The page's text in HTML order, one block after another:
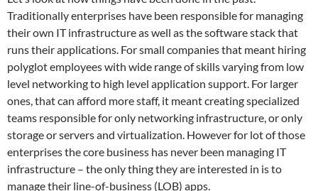
Traditionally enterprises have been responsible for managing
their own IT infrastructure as well as the software stack that
runs their applications. For small companies that meant hiring
polyglot employees with wide range of skills varying from low
level networking to high level application support. For larger
ones, that can afford more staff, it meant creating specialized
teams responsible for only networking infrastructure, or only
storage or servers and virtualization. However for lot of those
enterprises the core business has never been managing IT
infrastructure – the only thing they are interested in is to
manage their line-of-business (LOB) apps.